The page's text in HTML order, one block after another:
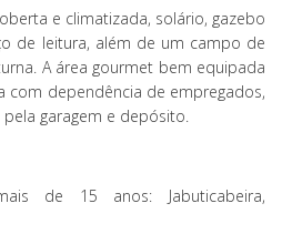
e climatizada, solário, gazebo
de leitura, além de um campo de
A área gourmet bem equipada
com dependência de empregados,
garagem e depósito.
de 15 anos: Jabuticabeira,